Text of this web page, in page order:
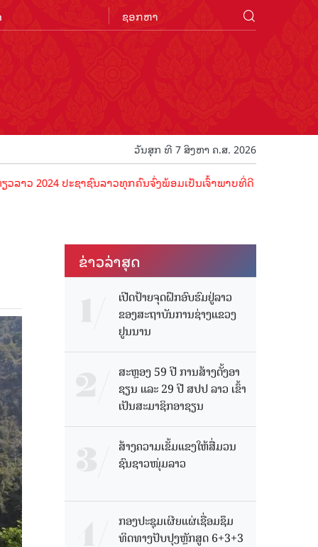
ວັນສຸກ ທີ 7 ສິງຫາ ຄ.ສ. 2026
ປະຊາຊົນລາວທຸກຄົນຈົ່ງພ້ອມເປັນເຈົ້າພາບທີ່ດີ ຕ້ອນຮັບນັກທ່ອງທ່ຽ
ຂ່າວ​ລ່າ​ສຸດ
ເປີດປ້າຍຈຸດຝຶກອົບຮົມຢູ່ລາວ
ຂອງສະຖາບັນການຊ່າງແຂວງ
ຢູນນານ
ສະຫຼອງ 59 ປີ ການສ້າງຕັ້ງອາ
ຊຽນ ແລະ 29 ປີ ສປປ ລາວ ເຂົ້າ
ເປັນສະມາຊິກອາຊຽນ
ສ້າງຄວາມເຂັ້ມແຂງໃຫ້ສື່ມວນ
ຊົນຊາວໜຸ່ມລາວ
ກອງປະຊຸມເຜີຍແຜ່ເຊື່ອມຊຶມ
ທິດທາງປັບປຸງຫຼັກສູດ 6+3+3